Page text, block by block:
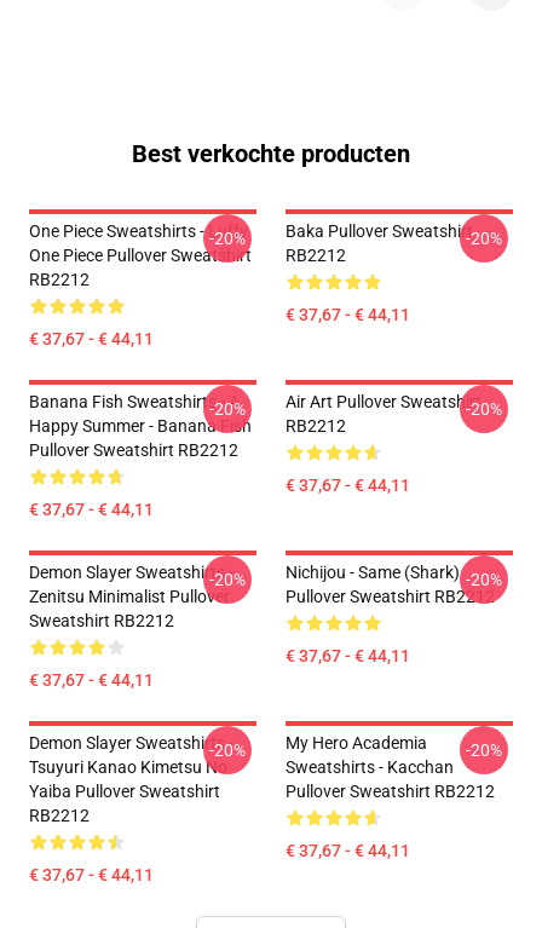
Best verkochte producten
One Piece Sweatshirts - Luffy
One Piece Pullover Sweatshirt
RB2212
€ 37,67 - € 44,11
-20%
Baka Pullover Sweatshirt
RB2212
€ 37,67 - € 44,11
-20%
Banana Fish Sweatshirts - A
Happy Summer - Banana Fish
Pullover Sweatshirt RB2212
€ 37,67 - € 44,11
-20%
Air Art Pullover Sweatshirt
RB2212
€ 37,67 - € 44,11
-20%
Demon Slayer Sweatshirts -
Zenitsu Minimalist Pullover
Sweatshirt RB2212
€ 37,67 - € 44,11
-20%
Nichijou - Same (shark)
Pullover Sweatshirt RB2212
€ 37,67 - € 44,11
-20%
Demon Slayer Sweatshirts -
Tsuyuri Kanao Kimetsu No
Yaiba Pullover Sweatshirt
RB2212
€ 37,67 - € 44,11
-20%
My Hero Academia
Sweatshirts - Kacchan
Pullover Sweatshirt RB2212
€ 37,67 - € 44,11
-20%